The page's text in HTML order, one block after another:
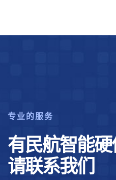
专业的服务
有民航智能硬
请联系我们